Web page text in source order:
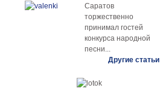
Саратов
торжественно
принимал гостей
конкурса народной
песни...
Другие статьи